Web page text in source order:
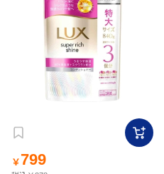
￥ 799